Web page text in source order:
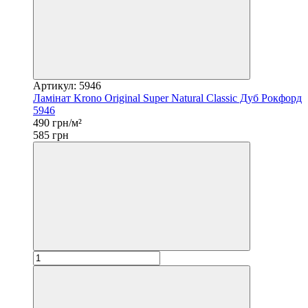
Артикул: 5946
Ламінат Krono Original Super Natural Classic Дуб Рокфорд
5946
490 грн/м²
585 грн